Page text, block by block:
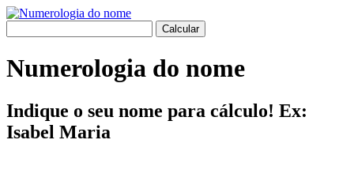
Numerologia do nome
Indique o seu nome para cálculo! Ex:
Isabel Maria